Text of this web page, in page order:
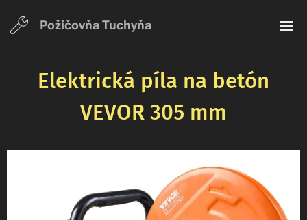
Požičovňa Tuchyňa
Elektrická píla na betón
VEVOR 305 mm